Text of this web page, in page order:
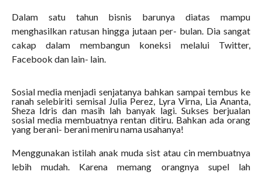
Dalam satu tahun bisnis barunya diatas mampu
menghasilkan ratusan hingga jutaan per- bulan. Dia sangat
cakap dalam membangun koneksi melalui Twitter,
Facebook dan lain- lain.
Sosial media menjadi senjatanya bahkan sampai tembus ke
ranah selebiriti semisal Julia Perez, Lyra Virna, Lia Ananta,
Sheza Idris dan masih lah banyak lagi. Sukses berjualan
sosial media membuatnya rentan ditiru. Bahkan ada orang
yang berani- berani meniru nama usahanya!
Menggunakan istilah anak muda sist atau cin membuatnya
lebih mudah. Karena memang orangnya supel lah